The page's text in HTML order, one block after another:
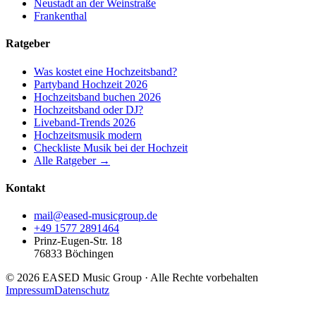
Neustadt an der Weinstraße
Frankenthal
Ratgeber
Was kostet eine Hochzeitsband?
Partyband Hochzeit 2026
Hochzeitsband buchen 2026
Hochzeitsband oder DJ?
Liveband-Trends 2026
Hochzeitsmusik modern
Checkliste Musik bei der Hochzeit
Alle Ratgeber →
Kontakt
mail@eased-musicgroup.de
+49 1577 2891464
Prinz-Eugen-Str. 18
76833 Böchingen
© 2026 EASED Music Group · Alle Rechte vorbehalten
ImpressumDatenschutz